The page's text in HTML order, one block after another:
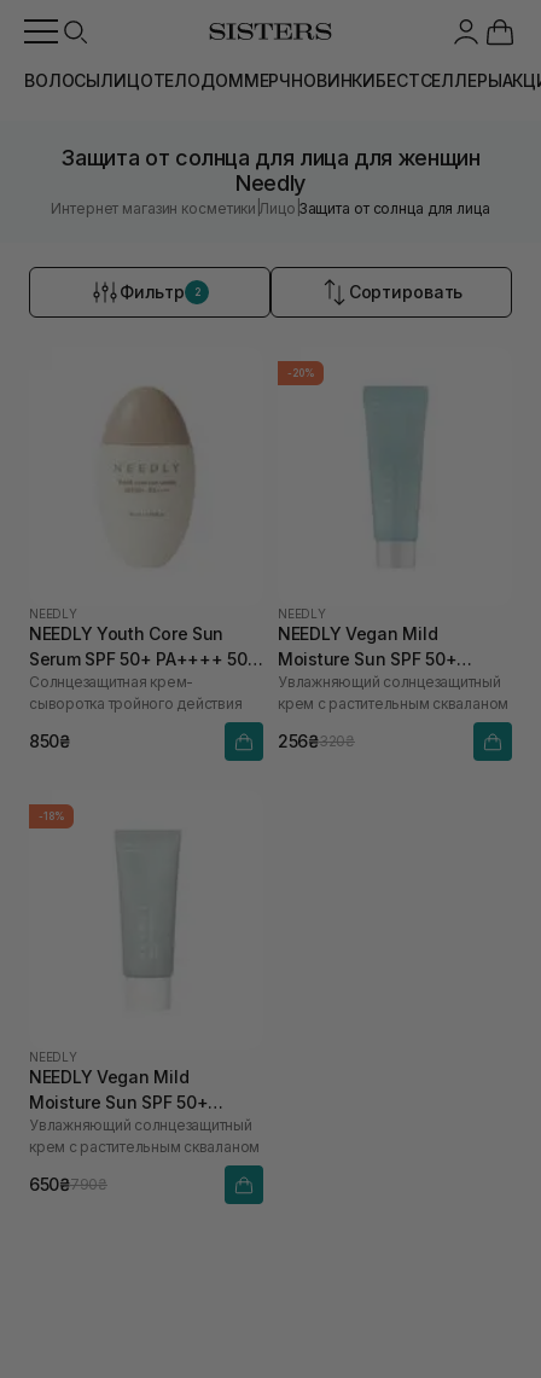
ВОЛОСЫЛИЦОТЕЛОДОММЕРЧНОВИНКИБЕСТСЕЛЛЕРЫ
Защита от солнца для лица для женщин
Needly
Интернет магазин косметики |Лицо |Защита от солнца для лица
Фильтр 2 Сортировать
NEEDLY
NEEDLY Youth Core Sun
Serum SPF 50+ PA++++ 50
мл
Солнцезащитная крем-
сыворотка тройного действия
850₴
-20%
NEEDLY
NEEDLY Vegan Mild
Moisture Sun SPF 50+
PA++++ 10 мл
Увлажняющий солнцезащитный
крем с растительным скваланом
256₴320₴
-18%
NEEDLY
NEEDLY Vegan Mild
Moisture Sun SPF 50+
PA++++ 50 мл
Увлажняющий солнцезащитный
крем с растительным скваланом
650₴790₴